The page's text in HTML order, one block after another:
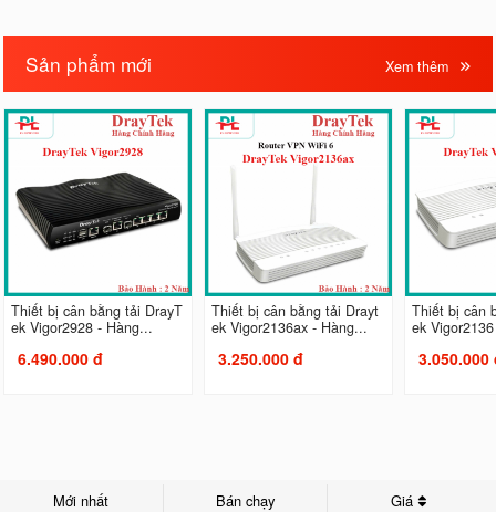
Sản phẩm mới Xem thêm
Thiết bị cân bằng tải DrayT
ek Vigor2928 - Hàng...
6.490.000 đ
Thiết bị cân bằng tải Drayt
ek Vigor2136ax - Hàng...
3.250.000 đ
Thiết bị cân
ek
3.050.000
Mới nhất Bán chạy Giá